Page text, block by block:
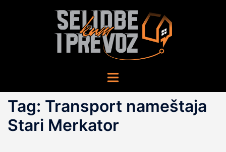
Toggle
Tag: Transport nameštaja
Stari Merkator